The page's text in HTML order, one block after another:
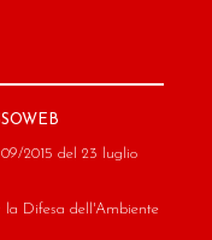
2015 del 23 luglio
la Difesa dell'Ambiente